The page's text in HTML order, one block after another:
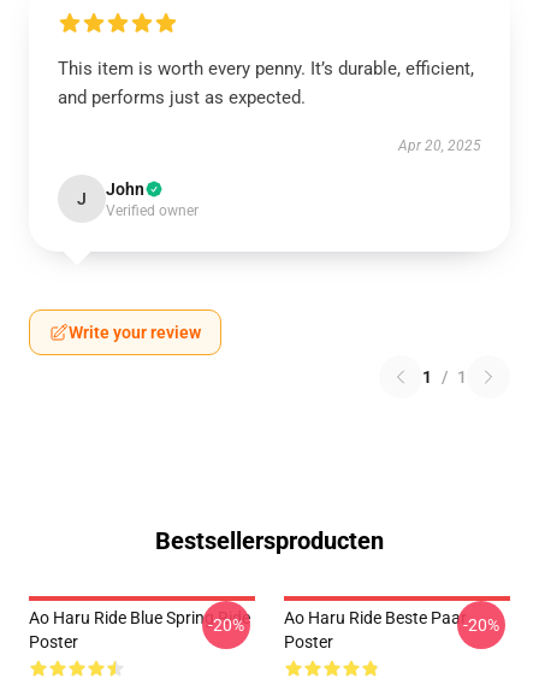
This item is worth every penny. It’s durable, efficient,
and performs just as expected.
Apr 20, 2025
J John
Verified owner
Write your review
1 / 1
Bestsellersproducten
Ao Haru Ride Blue Spring Ride
Poster
-20%
Ao Haru Ride Beste Paar
Poster
-20%